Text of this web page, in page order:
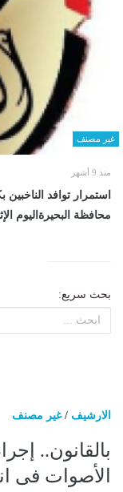
غير مصنف
منذ 9 أشهر
استمرار توافد
محافظة البحيرةاليوم الإثنين، 10 نوفمبر
بحث سريع:
الارشيف /غير مصنف
بالقانون..
الأصوات فى